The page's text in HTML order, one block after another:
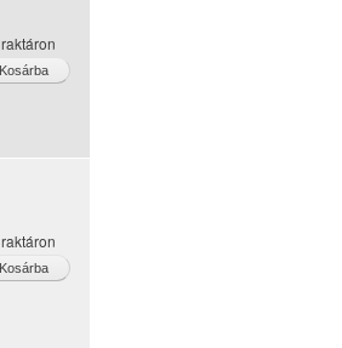
raktáron
raktáron